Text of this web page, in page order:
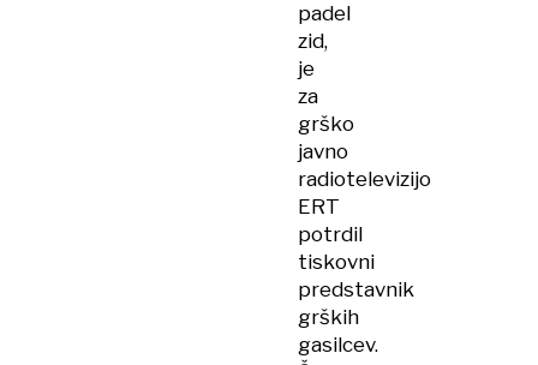
padel
zid,
je
za
grško
javno
radiotelevizijo
ERT
potrdil
tiskovni
predstavnik
grških
gasilcev.